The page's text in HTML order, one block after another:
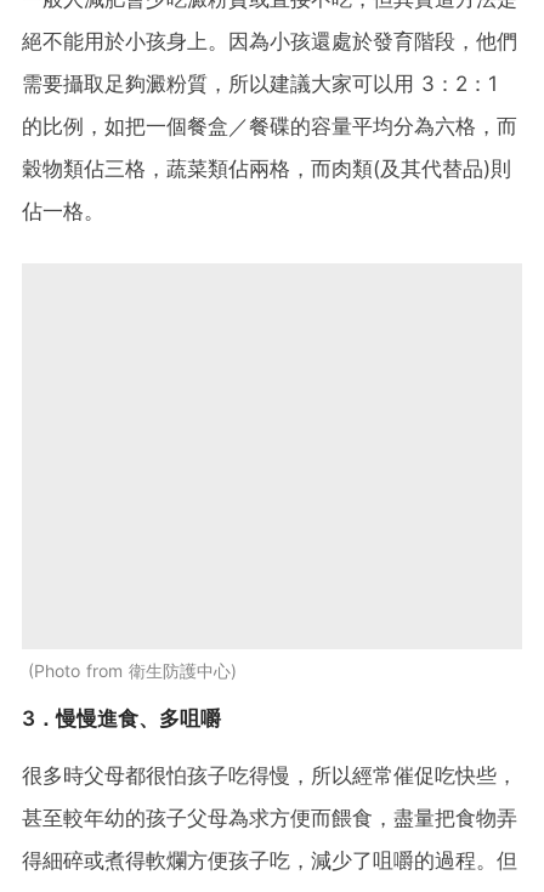
絕不能用於小孩身上。因為小孩還處於發育階段，他們
需要攝取足夠澱粉質，所以建議大家可以用 3：2：1
的比例，如把一個餐盒／餐碟的容量平均分為六格，而
穀物類佔三格，蔬菜類佔兩格，而肉類(及其代替品)則
佔一格。
Photo from 衛生防護中心
3．慢慢進食、多咀嚼
很多時父母都很怕孩子吃得慢，所以經常催促吃快些，
甚至較年幼的孩子父母為求方便而餵食，盡量把食物弄
得細碎或煮得軟爛方便孩子吃，減少了咀嚼的過程。但